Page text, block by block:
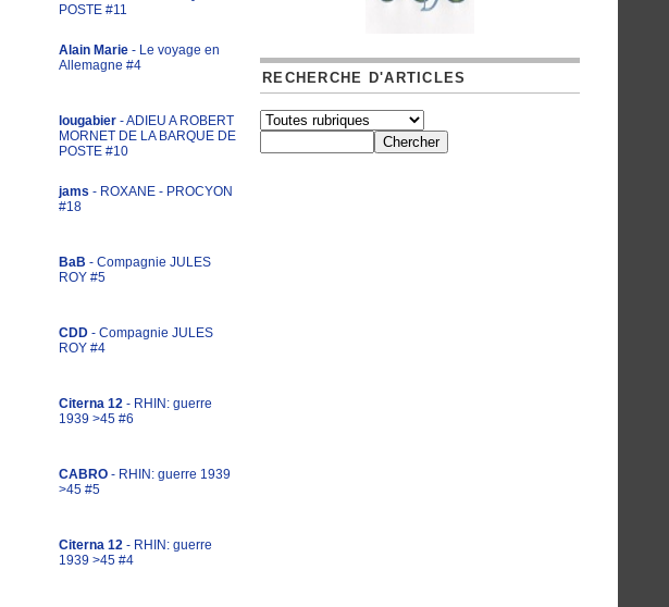
POSTE #11
Alain Marie - Le voyage en
Allemagne #4
lougabier - ADIEU A ROBERT
MORNET DE LA BARQUE DE
POSTE #10
jams - ROXANE - PROCYON
#18
BaB - Compagnie JULES
ROY #5
CDD - Compagnie JULES
ROY #4
Citerna 12 - RHIN: guerre
1939 >45 #6
CABRO - RHIN: guerre 1939
>45 #5
Citerna 12 - RHIN: guerre
1939 >45 #4
RECHERCHE D'ARTICLES